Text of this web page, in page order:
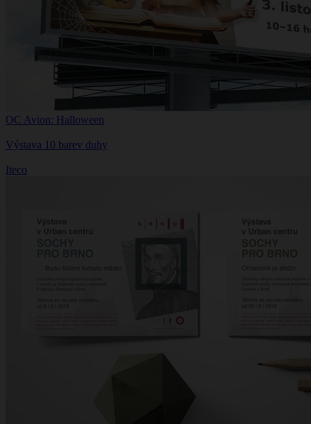
OC Avion: Halloween
Výstava 10 barev duhy
Iteco